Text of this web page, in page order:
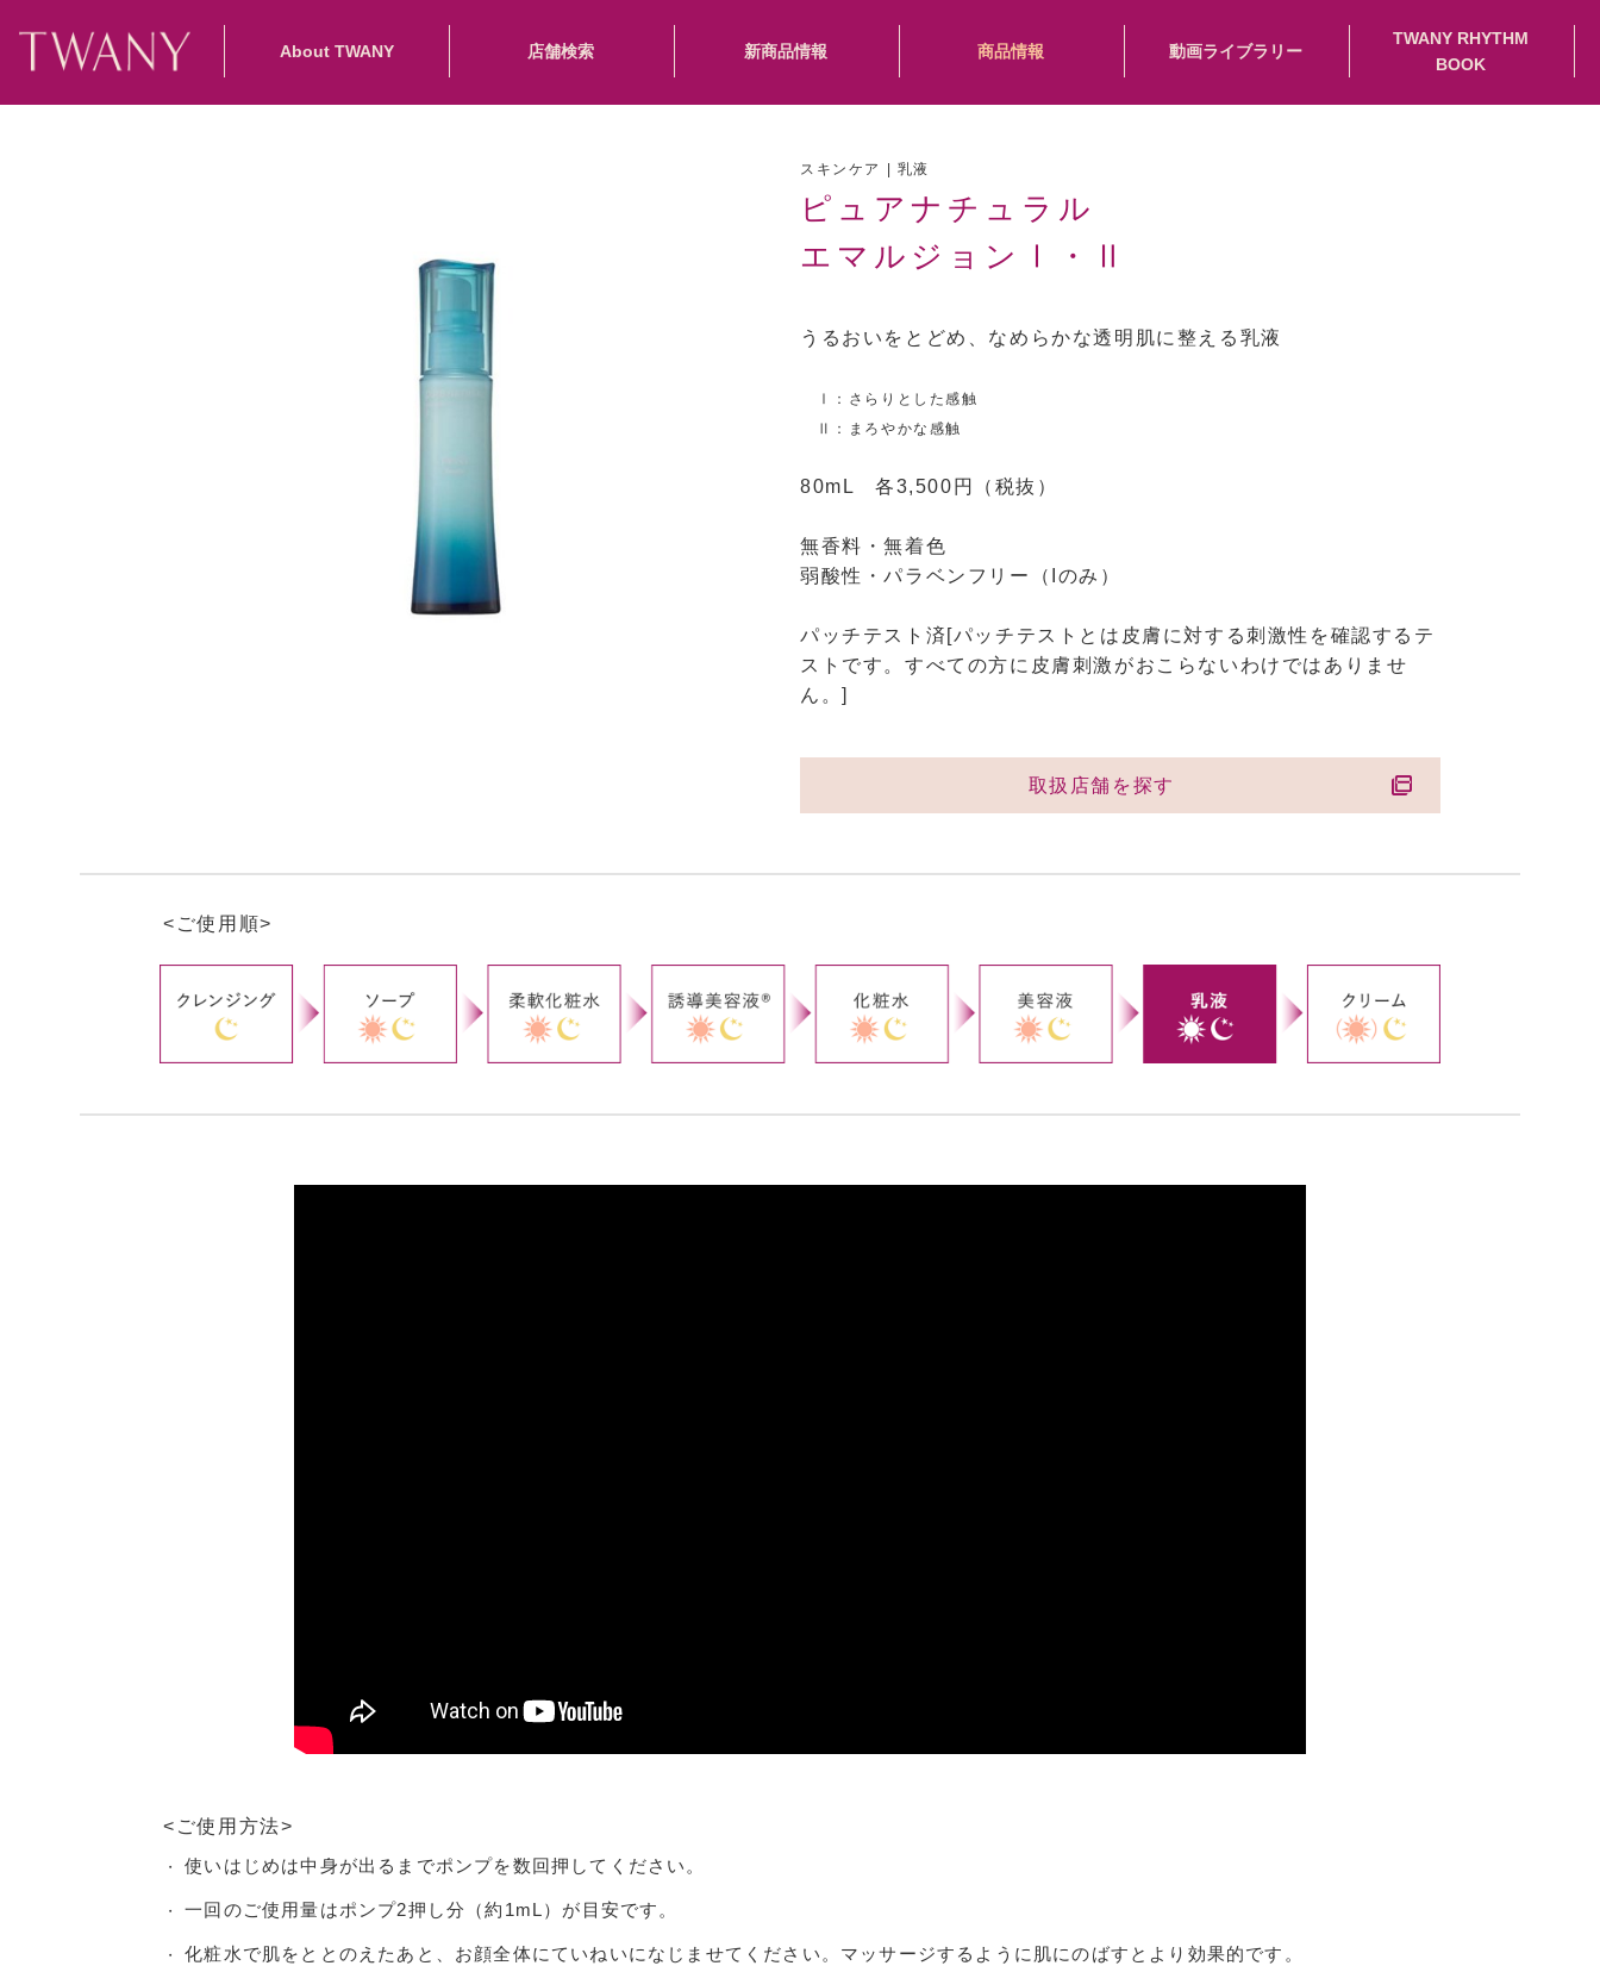
About TWANY 店舗検索 新商品情報 商品情報 動画ライブラリー
TWANY RHYTHM
BOOK
スキンケア | 乳液
ピュアナチュラル
エマルジョンⅠ・Ⅱ
うるおいをとどめ、なめらかな透明肌に整える乳液
Ⅰ：さらりとした感触
Ⅱ：まろやかな感触
80mL 各3,500円（税抜）
無香料・無着色
弱酸性・パラベンフリー（Iのみ）
パッチテスト済[パッチテストとは皮膚に対する刺激性を確認するテ
ストです。すべての方に皮膚刺激がおこらないわけではありませ
ん。]
取扱店舗を探す
<ご使用順>
<ご使用方法>
・ 使いはじめは中身が出るまでポンプを数回押してください。
・ 一回のご使用量はポンプ2押し分（約1mL）が目安です。
・ 化粧水で肌をととのえたあと、お顔全体にていねいになじませてください。マッサージするように肌にのばすとより効果的です。